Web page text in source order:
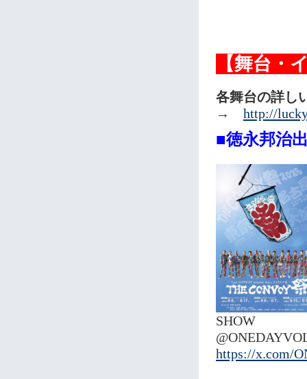
【舞台・
各舞台の詳
→ http://
■徳永邦治
SHOW
https://x.com/